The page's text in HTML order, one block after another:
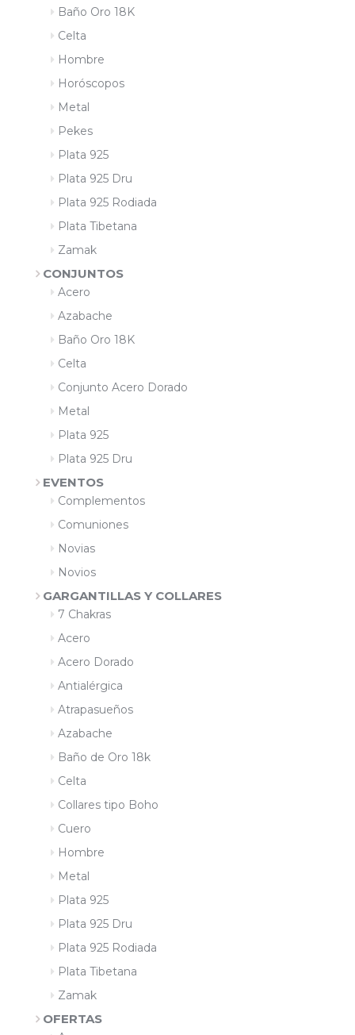
Baño Oro 18K
Celta
Hombre
Horóscopos
Metal
Pekes
Plata 925
Plata 925 Dru
Plata 925 Rodiada
Plata Tibetana
Zamak
CONJUNTOS
Acero
Azabache
Baño Oro 18K
Celta
Conjunto Acero Dorado
Metal
Plata 925
Plata 925 Dru
EVENTOS
Complementos
Comuniones
Novias
Novios
GARGANTILLAS Y COLLARES
7 Chakras
Acero
Acero Dorado
Antialérgica
Atrapasueños
Azabache
Baño de Oro 18k
Celta
Collares tipo Boho
Cuero
Hombre
Metal
Plata 925
Plata 925 Dru
Plata 925 Rodiada
Plata Tibetana
Zamak
OFERTAS